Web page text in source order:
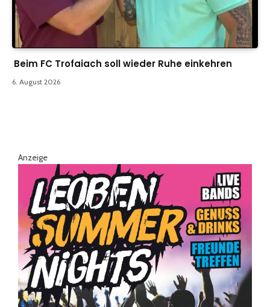
Beim FC Trofaiach soll wieder Ruhe einkehren
6. August 2026
Anzeige